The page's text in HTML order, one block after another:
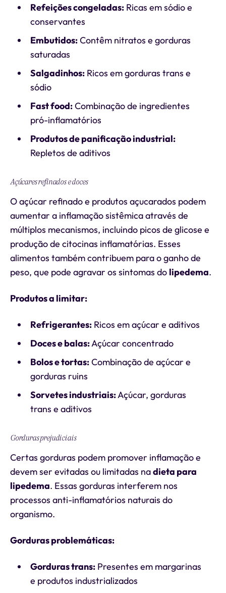
Refeições congeladas:Ricas em sódio e
conservantes
Embutidos:Contêm nitratos e gorduras
saturadas
Salgadinhos:Ricos em gorduras trans e
sódio
Fast food:Combinação de ingredientes
pró-inflamatórios
Produtos de panificação industrial:
Repletos de aditivos
Açúcares refinados e doces
O açúcar refinado e produtos açucarados podem
aumentar a inflamação sistêmica através de
múltiplos mecanismos, incluindo picos de glicose e
produção de citocinas inflamatórias. Esses
alimentos também contribuem para o ganho de
peso, que pode agravar os sintomas do lipedema.
Produtos a limitar:
Refrigerantes:Ricos em açúcar e aditivos
Doces e balas:Açúcar concentrado
Bolos e tortas:Combinação de açúcar e
gorduras ruins
Sorvetes industriais:Açúcar, gorduras
trans e aditivos
Gorduras prejudiciais
Certas gorduras podem promover inflamação e
devem ser evitadas ou limitadas nadieta para
lipedema. Essas gorduras interferem nos
processos anti-inflamatórios naturais do
organismo.
Gorduras problemáticas:
Gorduras trans:Presentes em margarinas
e produtos industrializados